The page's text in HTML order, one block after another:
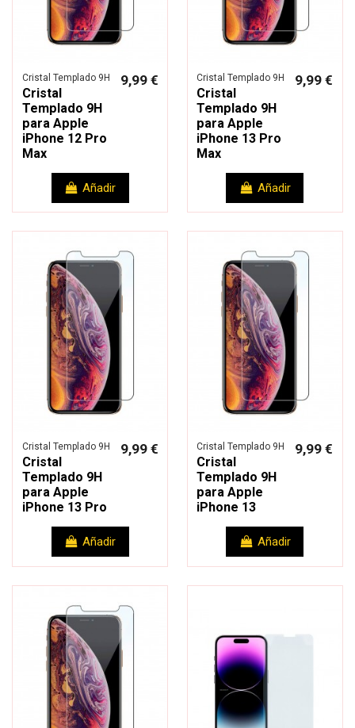
Cristal Templado 9H
Cristal
Templado 9H
para Apple
iPhone 12 Pro
Max
9,99 €
Añadir
Cristal Templado 9H
Cristal
Templado 9H
para Apple
iPhone 13 Pro
Max
9,99 €
Añadir
Cristal Templado 9H
Cristal
Templado 9H
para Apple
iPhone 13 Pro
9,99 €
Añadir
Cristal Templado 9H
Cristal
Templado 9H
para Apple
iPhone 13
9,99 €
Añadir